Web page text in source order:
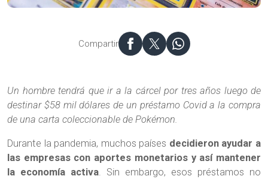
Compartir
Un hombre tendrá que ir a la cárcel por tres años luego de
destinar $58 mil dólares de un préstamo Covid a la compra
de una carta coleccionable de Pokémon.
Durante la pandemia, muchos países decidieron ayudar a
las empresas con aportes monetarios y así mantener
la economía activa. Sin embargo, esos préstamos no